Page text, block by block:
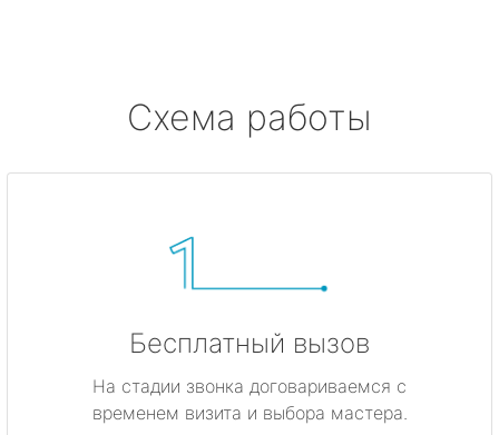
Схема работы
Бесплатный вызов
На стадии звонка договариваемся с
временем визита и выбора мастера.